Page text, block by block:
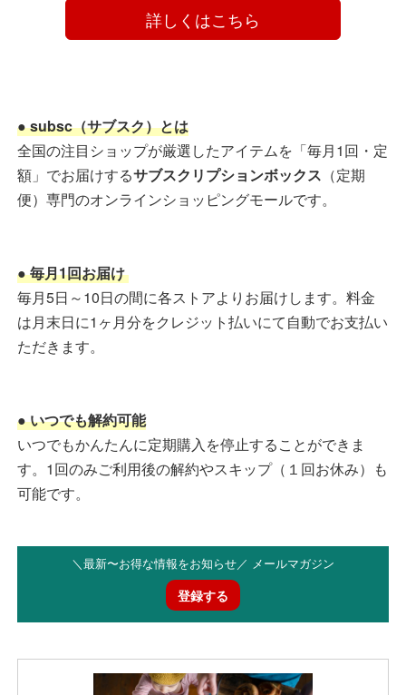
詳しくはこちら
● subsc（サブスク）とは
全国の注目ショップが厳選したアイテムを「毎月1回・定
額」でお届けするサブスクリプションボックス （定期
便）専門のオンラインショッピングモールです。
● 毎月1回お届け
毎月5日～10日の間に各ストアよりお届けします。料金
は月末日に1ヶ月分をクレジット払いにて自動でお支払い
ただきます。
● いつでも解約可能
いつでもかんたんに定期購入を停止することができま
す。1回のみご利用後の解約やスキップ（１回お休み）も
可能です。
＼最新〜お得な情報をお知らせ／ メールマガジン
登録する